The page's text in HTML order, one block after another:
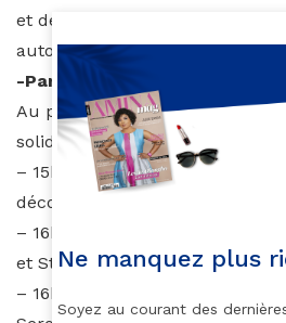
et de partager un bon moment
autour d’une belle cause.
-Parlez-nous du programme ?
Au programme de cet après-
solidaire :
– 15h30 : Diffusion du court-
découverte.
– 16h : Spectacle de danse afro-
et Stay2cool)
– 16h45 : Concert
Ne manquez plus
Soyez au courant des